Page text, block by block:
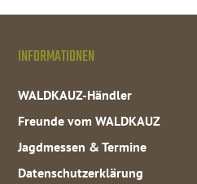
INFORMATIONEN
WALDKAUZ-Händler
Freunde vom WALDKAUZ
Jagdmessen & Termine
Datenschutzerklärung